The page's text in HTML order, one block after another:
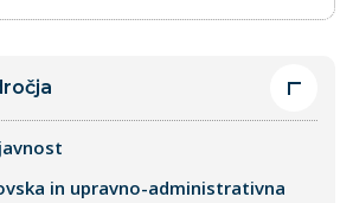
in upravno-administrativna